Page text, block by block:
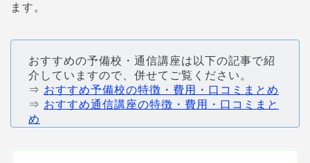
ます。
おすすめの予備校・通信講座は以下の記事で紹
介していますので、併せてご覧ください。
⇒ おすすめ予備校の特徴・費用・口コミまとめ
⇒ おすすめ通信講座の特徴・費用・口コミまと
め